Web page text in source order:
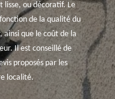
ou décoratif. Le
de la qualité du
que le coût de la
Il est conseillé de
proposés par les
localité.